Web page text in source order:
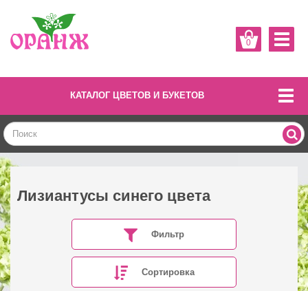
0
КАТАЛОГ ЦВЕТОВ И БУКЕТОВ
Лизиантусы синего цвета
Фильтр
Сортировка